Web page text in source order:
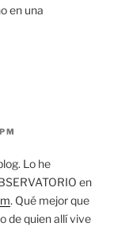
en una
Lo he
en
. Qué mejor que
de quien allí vive